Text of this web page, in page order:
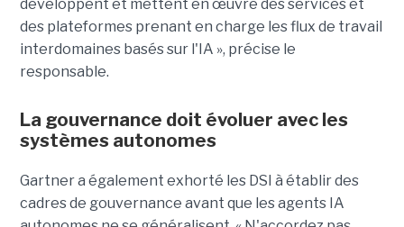
développent et mettent en œuvre des services et
des plateformes prenant en charge les flux de travail
interdomaines basés sur l'IA », précise le
responsable.
La gouvernance doit évoluer avec les
systèmes autonomes
Gartner a également exhorté les DSI à établir des
cadres de gouvernance avant que les agents IA